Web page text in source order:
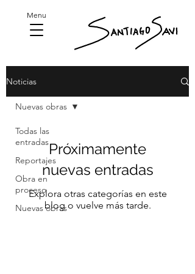
Menu
Noticias
Todas las
entradas
Reportajes
Obra en
proceso
Nuevas obras
Nuevas obras
Próximamente
nuevas entradas
Explora otras categorías en este
blog o vuelve más tarde.